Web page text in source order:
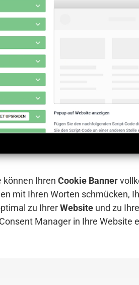
können Ihren Cookie Banner
mit Ihren Worten schmücken,
zu IhrerWebsite und zu
Manager in Ihre Website